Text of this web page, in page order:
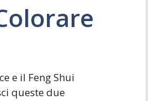
e il Feng Shui
queste due